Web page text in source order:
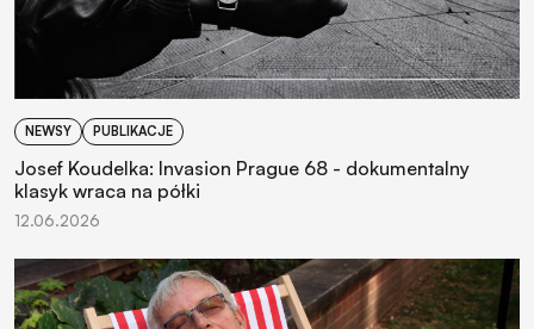
NEWSY PUBLIKACJE
Josef Koudelka: Invasion Prague 68 - dokumentalny
klasyk wraca na półki
12.06.2026